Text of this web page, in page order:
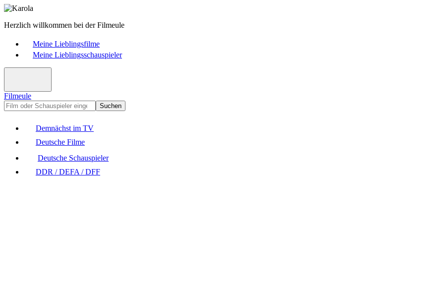
Herzlich willkommen bei der Filmeule
Meine Lieblingsfilme
Meine Lieblingsschauspieler
Filmeule
Suchen
Demnächst im TV
Deutsche Filme
Deutsche Schauspieler
DDR / DEFA / DFF